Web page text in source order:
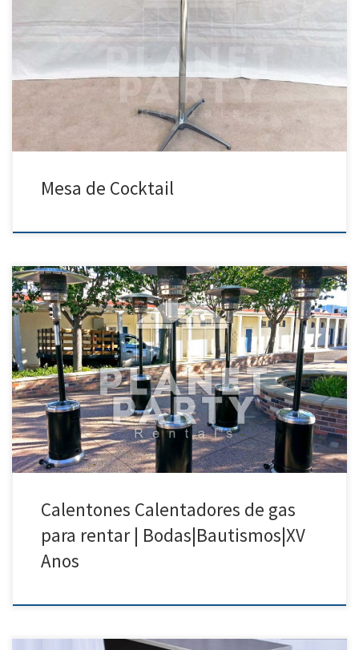
Mesa de Cocktail | Manteles para Rentar Precios de Renta Tel: 818 458
5314 Precios: Mesas (Redondas/Rectangulares) y Sillas Precio de Renta
Silla de Plastico 0.99 Silla de Madera $2.50 Mesa Rectangular (6ft x
2.5ft) $7.00 Mesas Redonda (60″ Redonda) $10.00 Silla de Plastico para
Ninos $1.25 Mesa de Cocktail […]
Mesa de Cocktail
Planet Party Rentals 818 458 5314 Calentones Precio de Renta
Calenton con un Tanque de Gas Propano $70.00 Calentones / Heater
para su Fiesta
Calentones Calentadores de gas
para rentar | Bodas|Bautismos|XV
Anos